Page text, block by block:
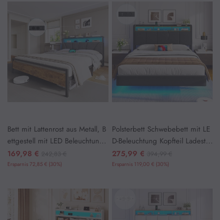
Bett mit Lattenrost aus Metall, B
ettgestell mit LED Beleuchtung,
Kopfteil & Ladestation, Braun+
Grau
169,98 €
Ersparnis 72,85 € (30%)
Polsterbett Schwebebett mit LE
D-Beleuchtung Kopfteil Ladestat
ion und Stauraum Leinen Grau
275,99 €
Ersparnis 119,00 € (30%)